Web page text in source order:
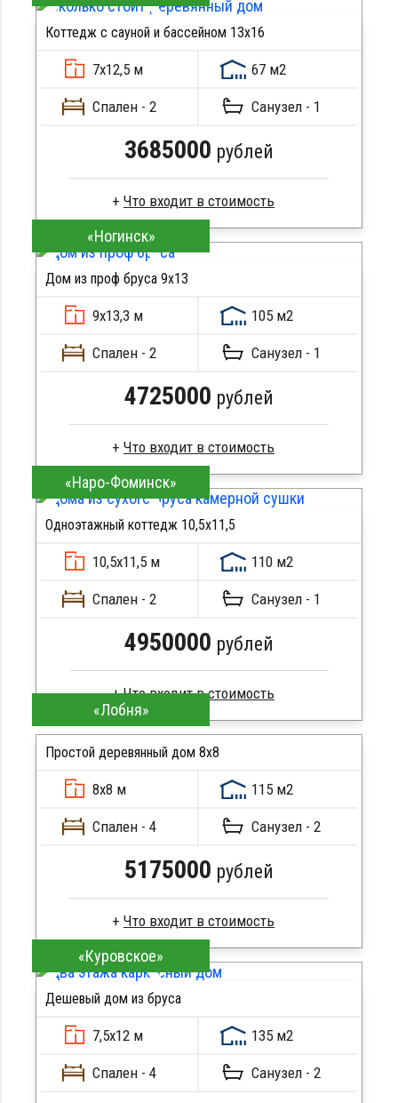
Стропила, балки 50х200 мм
Кровля металлочерепица
Метизы, саморезы, гвозди
Сборка на березовые нагеля, джут
Металлические сваи 108 диаметр
ПОДРОБНЕЕ
Коттедж с сауной и бассейном 13х16
7х12,5 м 67 м2
Спален - 2 Санузел - 1
3685000 рублей
Брус естественной влажности
Стропила, балки 50х200 мм
Кровля металлочерепица
Метизы, саморезы, гвозди
Сборка на березовые нагеля, джут
Металлические сваи 108 диаметр
ПОДРОБНЕЕ
«Ногинск»
Дом из проф бруса 9х13
9х13,3 м 105 м2
Спален - 2 Санузел - 1
4725000 рублей
Брус естественной влажности
Стропила, балки 50х200 мм
Кровля металлочерепица
Метизы, саморезы, гвозди
Сборка на березовые нагеля, джут
Металлические сваи 108 диаметр
«Наро-Фоминск»
Одноэтажный коттедж 10,5х11,5
10,5х11,5 м 110 м2
Спален - 2 Санузел - 1
4950000 рублей
Клееный брус
Стропила, балки 50х200 мм
Метизы, саморезы, гвозди
Сборка на березовые нагеля, джут
Металлические сваи 108 диаметр
ПОДРОБНЕЕ
«Лобня»
Простой деревянный дом 8x8
8х8 м 115 м2
Спален - 4 Санузел - 2
5175000 рублей
Сухой брус
Стропила, балки 50х200 мм
Кровля металлочерепица
Метизы, саморезы, гвозди
Сборка на березовые нагеля, джут
Металлические сваи 108 диаметр
ПОДРОБНЕЕ
«Куровское»
Дешевый дом из бруса
7,5х12 м 135 м2
Спален - 4 Санузел - 2